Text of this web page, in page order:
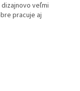
veľmi
pracuje aj